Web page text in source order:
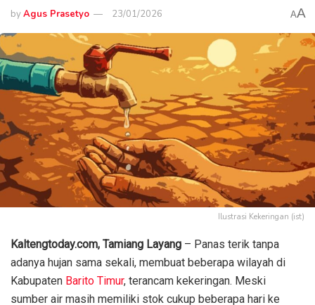
byAgus Prasetyo 23/01/2026 AA
Ilustrasi Kekeringan (ist)
Kaltengtoday.com, Tamiang Layang – Panas terik tanpa
adanya hujan sama sekali, membuat beberapa wilayah di
Kabupaten Barito Timur, terancam kekeringan. Meski
sumber air masih memiliki stok cukup beberapa hari ke